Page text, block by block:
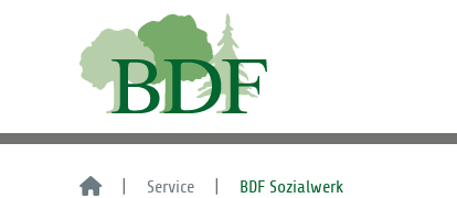
Service BDF Sozialwerk